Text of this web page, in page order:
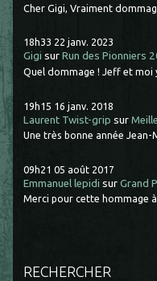
Cher Gigi, Vraiment
18h33 22 janv. 2023
Gigi surRun des Pionniers
Quel dommage ! Jeff et moi
19h15 16 janv. 2018
Laurent Twist-grip sur
Une très bonne année
09h21 05 août 2017
Emmanuel lepidi surGrand
Merci pour cette hommage
RECHERCHER